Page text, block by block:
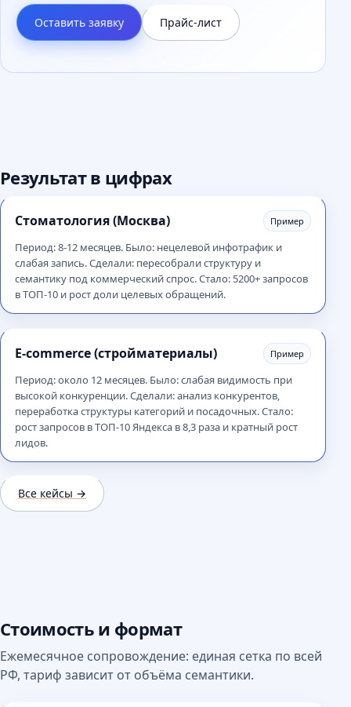
Оставить заявку Прайс-лист
Результат в цифрах
Стоматология (Москва) Пример
Период: 8-12 месяцев. Было: нецелевой инфотрафик и
слабая запись. Сделали: пересобрали структуру и
семантику под коммерческий спрос. Стало: 5200+ запросов
в ТОП-10 и рост доли целевых обращений.
E-commerce (стройматериалы) Пример
Период: около 12 месяцев. Было: слабая видимость при
высокой конкуренции. Сделали: анализ конкурентов,
переработка структуры категорий и посадочных. Стало:
рост запросов в ТОП-10 Яндекса в 8,3 раза и кратный рост
лидов.
Все кейсы →
Стоимость и формат
Ежемесячное сопровождение: единая сетка по всей
РФ, тариф зависит от объёма семантики.